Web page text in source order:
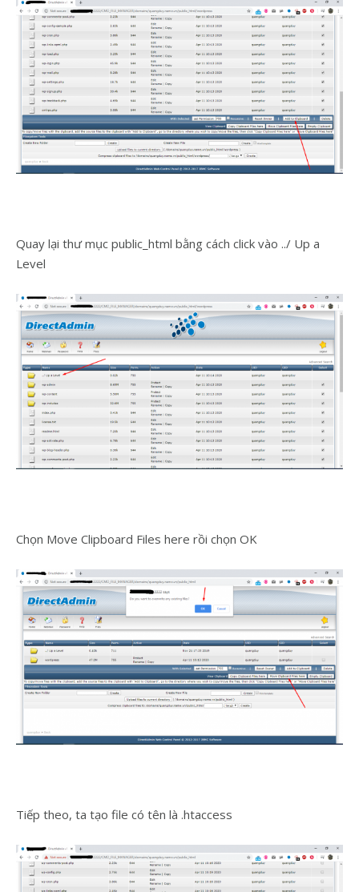
Quay lại thư mục public_html bằng cách click vào ../ Up a
Level
Chọn Move Clipboard Files here rồi chọn OK
Tiếp theo, ta tạo file có tên là .htaccess